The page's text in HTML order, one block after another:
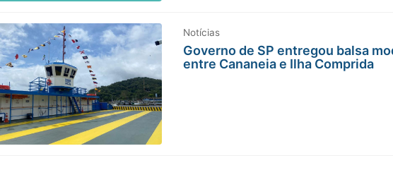
Notícias
Governo de SP entregou balsa
entre Cananeia e Ilha Comprida